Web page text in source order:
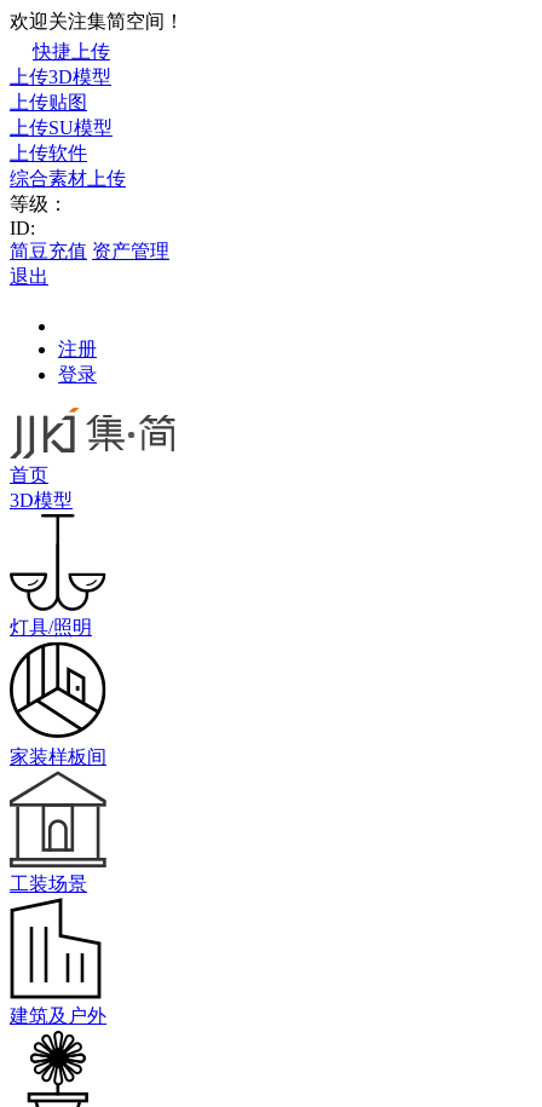
欢迎关注集简空间！
快捷上传
上传3D模型
上传贴图
上传SU模型
上传软件
综合素材上传
等级：
ID:
简豆充值 资产管理
退出
注册
登录
首页
3D模型
灯具/照明
家装样板间
工装场景
建筑及户外